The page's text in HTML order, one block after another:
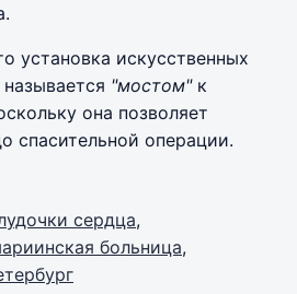
установка искусственных
"мостом"к
она позволяет
спасительной операции.
сердца,
больница,